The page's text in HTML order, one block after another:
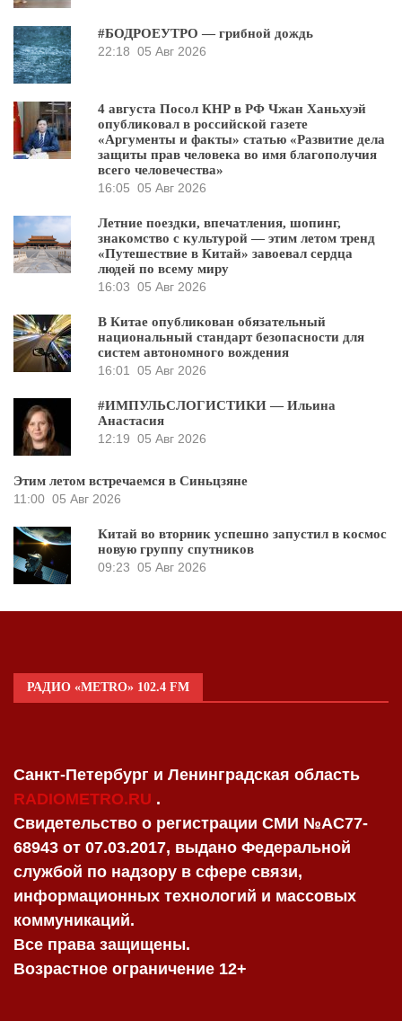
#БОДРОЕУТРО — грибной дождь
22:18 05 Авг 2026
4 августа Посол КНР в РФ Чжан Ханьхуэй
опубликовал в российской газете
«Аргументы и факты» статью «Развитие дела
защиты прав человека во имя благополучия
всего человечества»
16:05 05 Авг 2026
Летние поездки, впечатления, шопинг,
знакомство с культурой — этим летом тренд
«Путешествие в Китай» завоевал сердца
людей по всему миру
16:03 05 Авг 2026
В Китае опубликован обязательный
национальный стандарт безопасности для
систем автономного вождения
16:01
05 Авг 2026
#ИМПУЛЬСЛОГИСТИКИ — Ильина
Анастасия
12:19 05 Авг 2026
Этим летом встречаемся в Синьцзяне
11:00 05 Авг 2026
Китай во вторник успешно запустил в космос
новую группу спутников
09:23 05 Авг 2026
РАДИО «METRO» 102.4 FM
Санкт-Петербург и Ленинградская область
RADIOMETRO.RU .
Свидетельство о регистрации СМИ №AC77-
68943 от 07.03.2017, выдано Федеральной
службой по надзору в сфере связи,
информационных технологий и массовых
коммуникаций.
Все права защищены.
Возрастное ограничение 12+